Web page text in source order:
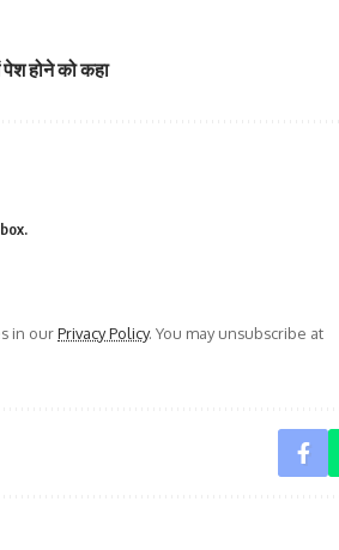
पेश होने को कहा
in ourPrivacy Policy. You may unsubscribe at